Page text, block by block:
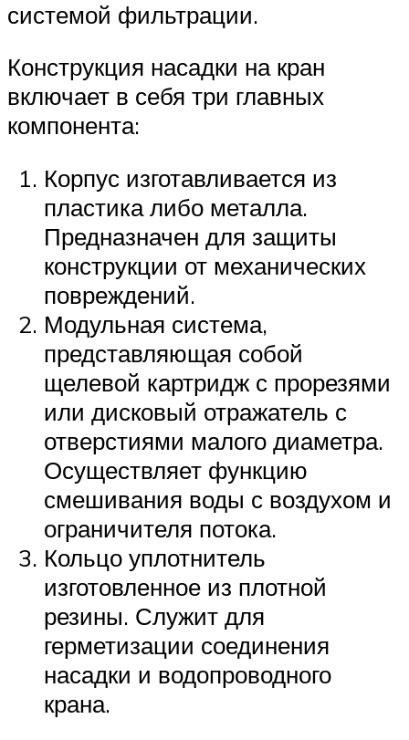
системой фильтрации.
Конструкция насадки на кран
включает в себя три главных
компонента:
Корпус изготавливается из
пластика либо металла.
Предназначен для защиты
конструкции от механических
повреждений.
Модульная система,
представляющая собой
щелевой картридж с прорезями
или дисковый отражатель с
отверстиями малого диаметра.
Осуществляет функцию
смешивания воды с воздухом и
ограничителя потока.
Кольцо уплотнитель
изготовленное из плотной
резины. Служит для
герметизации соединения
насадки и водопроводного
крана.